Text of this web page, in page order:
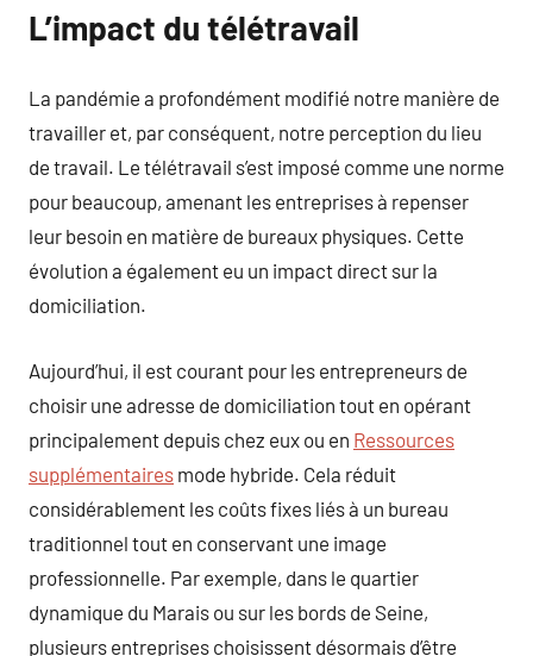
L’impact du télétravail
La pandémie a profondément modifié notre manière de
travailler et, par conséquent, notre perception du lieu
de travail. Le télétravail s’est imposé comme une norme
pour beaucoup, amenant les entreprises à repenser
leur besoin en matière de bureaux physiques. Cette
évolution a également eu un impact direct sur la
domiciliation.
Aujourd’hui, il est courant pour les entrepreneurs de
choisir une adresse de domiciliation tout en opérant
principalement depuis chez eux ou en Ressources
supplémentaires mode hybride. Cela réduit
considérablement les coûts fixes liés à un bureau
traditionnel tout en conservant une image
professionnelle. Par exemple, dans le quartier
dynamique du Marais ou sur les bords de Seine,
plusieurs entreprises choisissent désormais d’être